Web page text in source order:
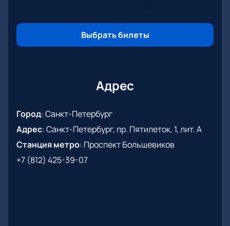
Выбрать билеты
Адрес
Город:Санкт-Петербург
Адрес:Санкт-Петербург, пр. Пятилеток, 1, лит. А
Станция метро: Проспект Большевиков
+7 (812) 425-39-07